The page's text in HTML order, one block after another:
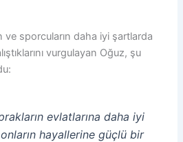
ve sporcuların daha iyi şartlarda
vurgulayan Oğuz, şu
evlatlarına daha iyi
hayallerine güçlü bir